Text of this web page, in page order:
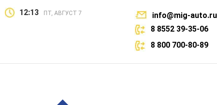
12:13 ПТ, АВГУСТ 7
info@mig-auto.ru
8 8552 39-35-06
8 800 700-80-89